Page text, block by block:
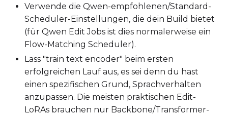
Verwende die Qwen-empfohlenen/Standard-
Scheduler-Einstellungen, die dein Build bietet
(für Qwen Edit Jobs ist dies normalerweise ein
Flow-Matching Scheduler).
Lass "train text encoder" beim ersten
erfolgreichen Lauf aus, es sei denn du hast
einen spezifischen Grund, Sprachverhalten
anzupassen. Die meisten praktischen Edit-
LoRAs brauchen nur Backbone/Transformer-